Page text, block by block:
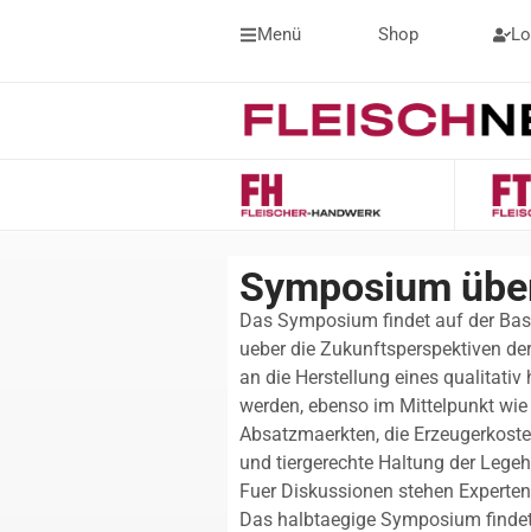
Menü Shop
Symposium
Das Symposium findet auf der
ueber die Zukunftsperspektiven
an die Herstellung eines
werden, ebenso im Mittelpunkt
Absatzmaerkten, die
und tiergerechte Haltung der
Fuer Diskussionen stehen
Das halbtaegige Symposium